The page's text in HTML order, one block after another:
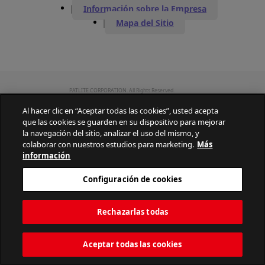
Información sobre la Empresa
Mapa del Sitio
PATLITE CORPORATION. All Rights Reserved.
Al hacer clic en “Aceptar todas las cookies”, usted acepta
que las cookies se guarden en su dispositivo para mejorar
la navegación del sitio, analizar el uso del mismo, y
colaborar con nuestros estudios para marketing. Más
información
Configuración de cookies
Rechazarlas todas
Aceptar todas las cookies